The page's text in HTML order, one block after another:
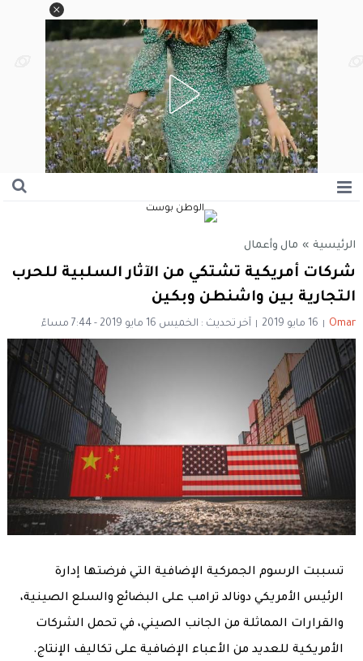
الرئيسية » مال وأعمال
شركات أمريكية تشتكي من الآثار السلبية للحرب
التجارية بين واشنطن وبكين
Omar 16 مايو 2019 آخر تحديث : الخميس 16 مايو 2019 - 7:44 مساءً
تسببت الرسوم الجمركية الإضافية التي فرضتها إدارة
الرئيس الأمريكي دونالد ترامب على البضائع والسلع الصينية،
والقرارات المماثلة من الجانب الصيني، في تحمل الشركات
الأمريكية للعديد من الأعباء الإضافية على تكاليف الإنتاج.